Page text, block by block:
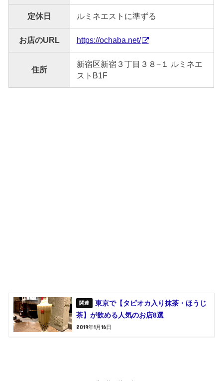
定休日 ルミネエストに準ずる
お店のURL https://ochaba.net/
住所
新宿区新宿３丁目３８−１ ルミネエ
ストB1F
東京で【タピオカ入り抹茶・ほうじ
茶】が飲める人気のお店8選
2019年1月16日